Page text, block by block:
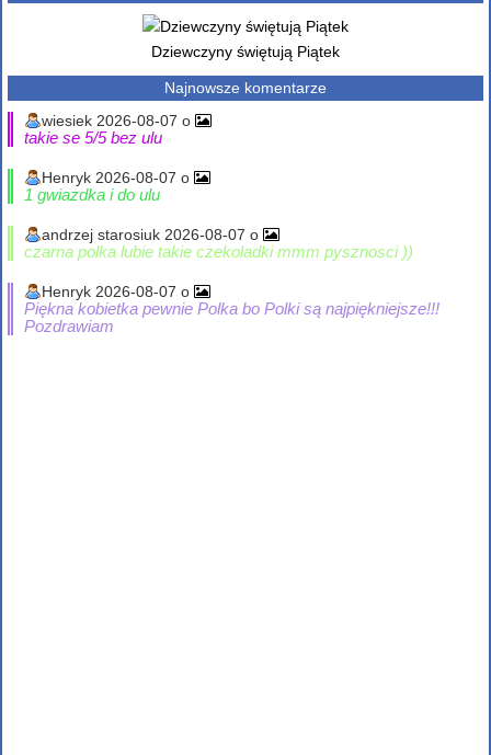
Dziewczyny świętują Piątek
Najnowsze komentarze
wiesiek 2026-08-07 o
takie se 5/5 bez ulu
Henryk 2026-08-07 o
1 gwiazdka i do ulu
andrzej starosiuk 2026-08-07 o
czarna polka lubie takie czekoladki mmm pysznosci ))
Henryk 2026-08-07 o
Piękna kobietka pewnie Polka bo Polki są najpiękniejsze!!!
Pozdrawiam